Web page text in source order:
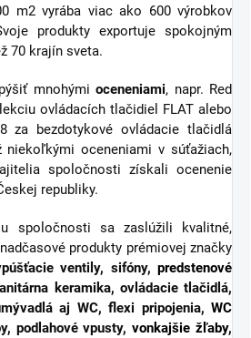
m2 vyrába viac ako 600 výrobkov
produkty exportuje spokojným
70 krajín sveta.
mnohýmioceneniami, napr. Red
ovládacích tlačidiel FLAT alebo
za bezdotykové ovládacie tlačidlá
niekoľkými oceneniami v súťažiach,
spoločnosti získali ocenenie
republiky.
spoločnosti sa zaslúžili kvalitné,
produkty prémiovej značky
ventily, sifóny,predstenové
keramika, ovládacie tlačidlá,
aj WC, flexi pripojenia, WC
podlahové vpusty,vonkajšie žľaby,